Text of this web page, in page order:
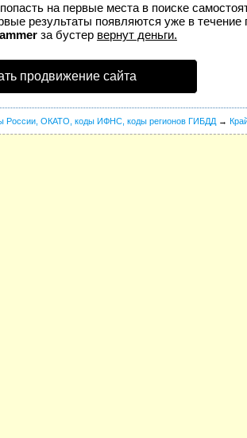
на первые места в поиске
результаты появляются уже в
за бустер вернут деньги.
продвижение сайта
России, ОКАТО, коды ИФНС, коды регионов ГИБДД →